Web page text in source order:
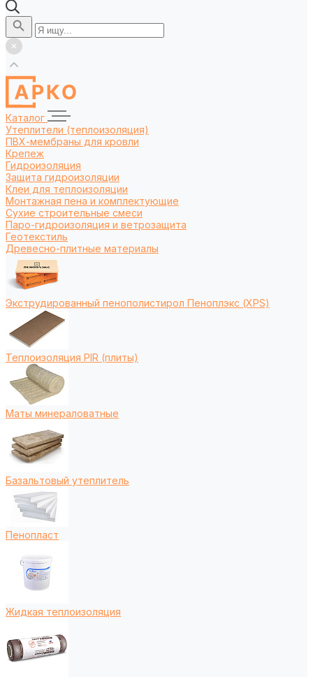
Каталог
Утеплители (теплоизоляция)
ПВХ-мембраны для кровли
Крепеж
Гидроизоляция
Защита гидроизоляции
Клеи для теплоизоляции
Монтажная пена и комплектующие
Сухие строительные смеси
Паро-гидроизоляция и ветрозащита
Геотекстиль
Древесно-плитные материалы
Экструдированный пенополистирол Пеноплэкс (XPS)
Теплоизоляция PIR (плиты)
Маты минераловатные
Базальтовый утеплитель
Пенопласт
Жидкая теплоизоляция